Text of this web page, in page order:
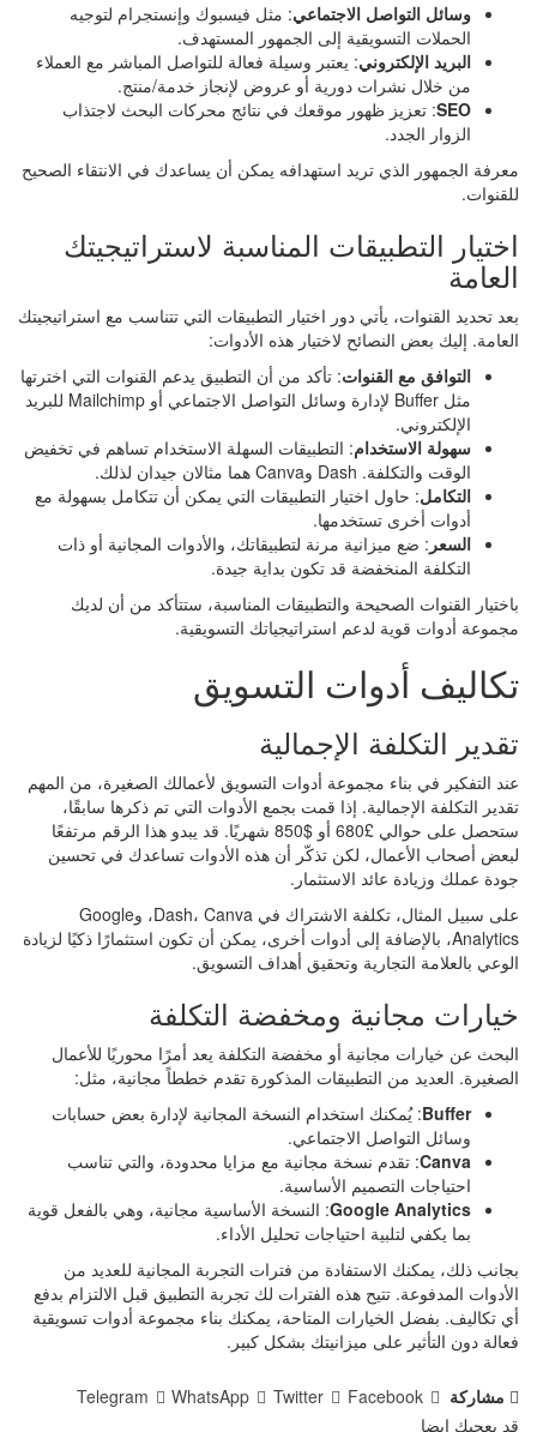
وسائل التواصل الاجتماعي: مثل فيسبوك وإنستجرام لتوجيه
الحملات التسويقية إلى الجمهور المستهدف.
البريد الإلكتروني: يعتبر وسيلة فعالة للتواصل المباشر مع العملاء
من خلال نشرات دورية أو عروض لإنجاز خدمة/منتج.
SEO: تعزيز ظهور موقعك في نتائج محركات البحث لاجتذاب
الزوار الجدد.
معرفة الجمهور الذي تريد استهدافه يمكن أن يساعدك في الانتقاء الصحيح
للقنوات.
اختيار التطبيقات المناسبة لاستراتيجيتك
العامة
بعد تحديد القنوات، يأتي دور اختيار التطبيقات التي تتناسب مع استراتيجيتك
العامة. إليك بعض النصائح لاختيار هذه الأدوات:
التوافق مع القنوات: تأكد من أن التطبيق يدعم القنوات التي اخترتها
مثل Buffer لإدارة وسائل التواصل الاجتماعي أو Mailchimp للبريد
الإلكتروني.
سهولة الاستخدام: التطبيقات السهلة الاستخدام تساهم في تخفيض
الوقت والتكلفة. Dash وCanva هما مثالان جيدان لذلك.
التكامل: حاول اختيار التطبيقات التي يمكن أن تتكامل بسهولة مع
أدوات أخرى تستخدمها.
السعر : ضع ميزانية مرنة لتطبيقاتك، والأدوات المجانية أو ذات
التكلفة المنخفضة قد تكون بداية جيدة.
باختيار القنوات الصحيحة والتطبيقات المناسبة، ستتأكد من أن لديك
مجموعة أدوات قوية لدعم استراتيجياتك التسويقية.
تكاليف أدوات التسويق
تقدير التكلفة الإجمالية
عند التفكير في بناء مجموعة أدوات التسويق لأعمالك الصغيرة، من المهم
تقدير التكلفة الإجمالية. إذا قمت بجمع الأدوات التي تم ذكرها سابقًا،
ستحصل على حوالي £680 أو $850 شهريًا. قد يبدو هذا الرقم مرتفعًا
لبعض أصحاب الأعمال، لكن تذكّر أن هذه الأدوات تساعدك في تحسين
جودة عملك وزيادة عائد الاستثمار.
على سبيل المثال، تكلفة الاشتراك في Dash، Canva، وGoogle
Analytics، بالإضافة إلى أدوات أخرى، يمكن أن تكون استثمارًا ذكيًا لزيادة
الوعي بالعلامة التجارية وتحقيق أهداف التسويق.
خيارات مجانية ومخفضة التكلفة
البحث عن خيارات مجانية أو مخفضة التكلفة يعد أمرًا محوريًا للأعمال
الصغيرة. العديد من التطبيقات المذكورة تقدم خططاً مجانية، مثل:
Buffer: يُمكنك استخدام النسخة المجانية لإدارة بعض حسابات
وسائل التواصل الاجتماعي.
Canva: تقدم نسخة مجانية مع مزايا محدودة، والتي تناسب
احتياجات التصميم الأساسية.
Google Analytics: النسخة الأساسية مجانية، وهي بالفعل قوية
بما يكفي لتلبية احتياجات تحليل الأداء.
بجانب ذلك، يمكنك الاستفادة من فترات التجربة المجانية للعديد من
الأدوات المدفوعة. تتيح هذه الفترات لك تجربة التطبيق قبل الالتزام بدفع
أي تكاليف. بفضل الخيارات المتاحة، يمكنك بناء مجموعة أدوات تسويقية
فعالة دون التأثير على ميزانيتك بشكل كبير.
مشاركة Facebook
Twitter
WhatsApp
Telegram
قد يعجبك ايضا